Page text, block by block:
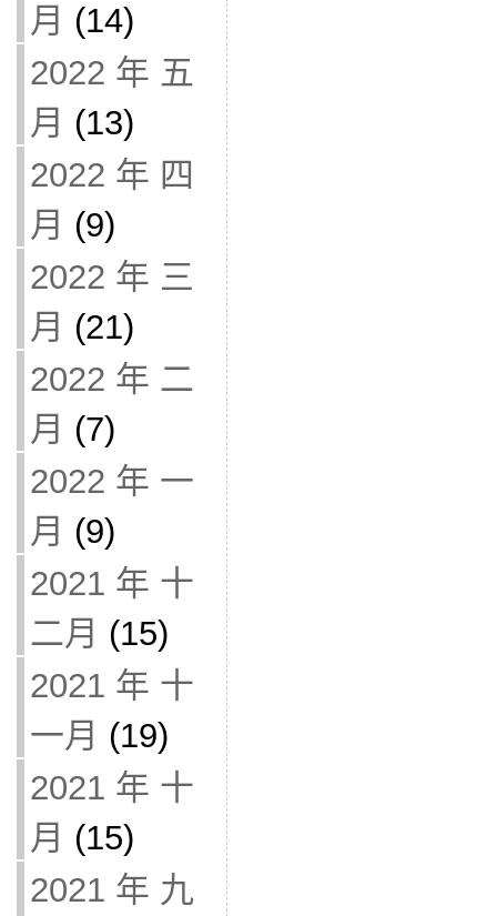
月 (14)
2022 年 五
月 (13)
2022 年 四
月 (9)
2022 年 三
月 (21)
2022 年 二
月 (7)
2022 年 一
月 (9)
2021 年 十
二月 (15)
2021 年 十
一月 (19)
2021 年 十
月 (15)
2021 年 九